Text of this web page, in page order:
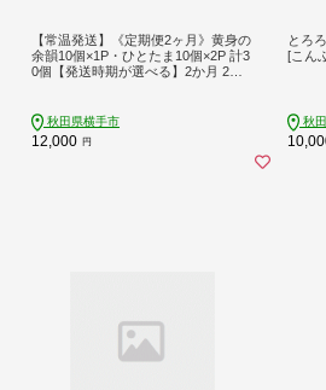
【常温発送】《定期便2ヶ月》黄身の
余韻10個×1P・ひとたま10個×2P 計3
0個【発送時期が選べる】2か月 2ヵ
林養鶏場 至福のたまご 黄身の余韻
ひとたま タマゴ [2か月 2ヵ月 2カ月
2ケ月 卵 玉子 たまご 2種類 味比べ 食
秋田県横手市
12,000 円
とろろ昆
[こん
秋